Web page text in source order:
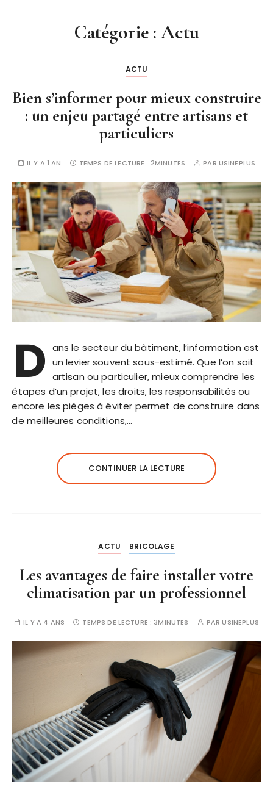
Catégorie :Actu
ACTU
Bien s’informer pour mieux construire
: un enjeu partagé entre artisans et
particuliers
IL Y A 1 AN TEMPS DE LECTURE : 2MINUTES PAR USINEPLUS
D ans le secteur du bâtiment, l’information est
un levier souvent sous-estimé. Que l’on soit
artisan ou particulier, mieux comprendre les
étapes d’un projet, les droits, les responsabilités ou
encore les pièges à éviter permet de construire dans
de meilleures conditions,…
CONTINUER LA LECTURE
ACTU BRICOLAGE
Les avantages de faire installer votre
climatisation par un professionnel
IL Y A 4 ANS TEMPS DE LECTURE : 3MINUTES PARUSINEPLUS